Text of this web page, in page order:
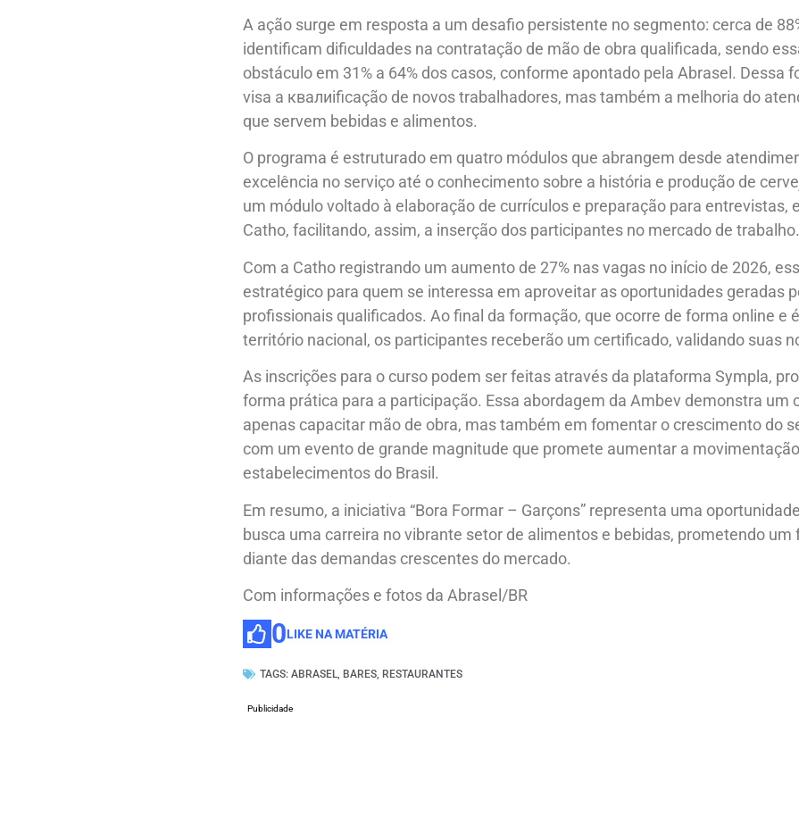
A ação surge em resposta a um desafio persistente no segmento: cerca de
identificam dificuldades na contratação de mão de obra qualificada, sendo
obstáculo em 31% a 64% dos casos, conforme apontado pela Abrasel. Dessa
visa a квалиificação de novos trabalhadores, mas também a melhoria do
que servem bebidas e alimentos.
O programa é estruturado em quatro módulos que abrangem desde
excelência no serviço até o conhecimento sobre a história e produção de
um módulo voltado à elaboração de currículos e preparação para entrevistas,
Catho, facilitando, assim, a inserção dos participantes no mercado de trabalho.
Com a Catho registrando um aumento de 27% nas vagas no início de 2026,
estratégico para quem se interessa em aproveitar as oportunidades geradas
profissionais qualificados. Ao final da formação, que ocorre de forma online e
território nacional, os participantes receberão um certificado, validando suas
As inscrições para o curso podem ser feitas através da plataforma Sympla,
forma prática para a participação. Essa abordagem da Ambev demonstra um
apenas capacitar mão de obra, mas também em fomentar o crescimento do
com um evento de grande magnitude que promete aumentar a
estabelecimentos do Brasil.
Em resumo, a iniciativa “Bora Formar – Garçons” representa uma
busca uma carreira no vibrante setor de alimentos e bebidas, prometendo
diante das demandas crescentes do mercado.
Com informações e fotos da Abrasel/BR
0LIKE NA MATÉRIA
TAGS: ABRASEL, BARES, RESTAURANTES
Publicidade